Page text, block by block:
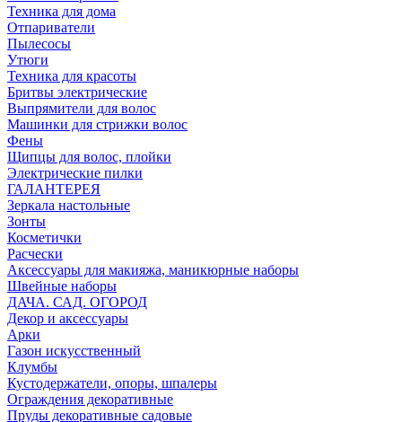
Техника для дома
Отпариватели
Пылесосы
Утюги
Техника для красоты
Бритвы электрические
Выпрямители для волос
Машинки для стрижки волос
Фены
Щипцы для волос, плойки
Электрические пилки
ГАЛАНТЕРЕЯ
Зеркала настольные
Зонты
Косметички
Расчески
Аксессуары для макияжа, маникюрные наборы
Швейные наборы
ДАЧА. САД. ОГОРОД
Декор и аксессуары
Арки
Газон искусственный
Клумбы
Кустодержатели, опоры, шпалеры
Ограждения декоративные
Пруды декоративные садовые